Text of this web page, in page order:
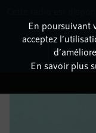
26 août 2022à 3h59, durée :
En poursuivant
acceptez
En savoir plus
Non merci